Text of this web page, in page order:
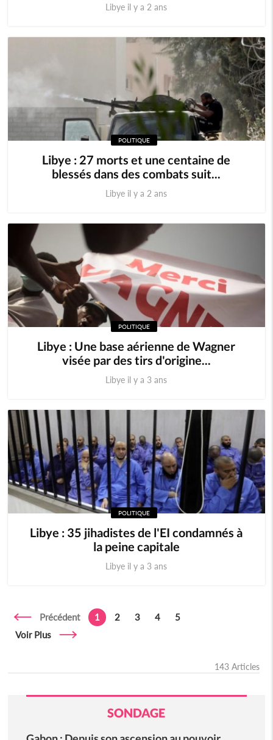
Libye il y a 2 ans
POLITIQUE
Libye : 27 morts et une centaine de
blessés dans des combats suit...
Libye il y a 2 ans
POLITIQUE
Libye : Une base aérienne de Wagner
visée par des tirs d'origine...
Libye il y a 3 ans
POLITIQUE
Libye : 35 jihadistes de l'EI condamnés à
la peine capitale
Libye il y a 3 ans
Précédent 1 2 3 4
5
Voir Plus
143 Articles
SONDAGE